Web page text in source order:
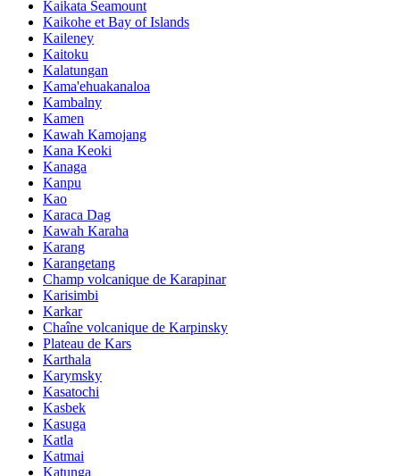
Kaikata Seamount
Kaikohe et Bay of Islands
Kaileney
Kaitoku
Kalatungan
Kama'ehuakanaloa
Kambalny
Kamen
Kawah Kamojang
Kana Keoki
Kanaga
Kanpu
Kao
Karaca Dag
Kawah Karaha
Karang
Karangetang
Champ volcanique de Karapinar
Karisimbi
Karkar
Chaîne volcanique de Karpinsky
Plateau de Kars
Karthala
Karymsky
Kasatochi
Kasbek
Kasuga
Katla
Katmai
Katunga